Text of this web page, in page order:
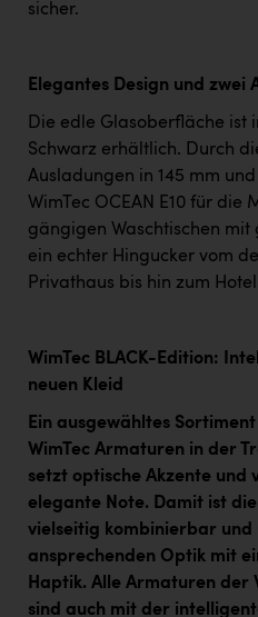
sicher.
Elegantes Design und zwei
Die edle Glasoberfläche ist
Schwarz erhältlich. Durch
Ausladungen in 145 mm
WimTec OCEAN E10 für die
gängigen Waschtischen
ein echter Hingucker vom
Privathaus bis hin zum
WimTec BLACK-Edition:
neuen Kleid
Ein ausgewähltes
WimTec Armaturen in der
setzt optische Akzente und
elegante Note. Damit ist die
vielseitig kombinierbar und
ansprechenden Optik mit
Haptik. Alle Armaturen der
sind auch mit der